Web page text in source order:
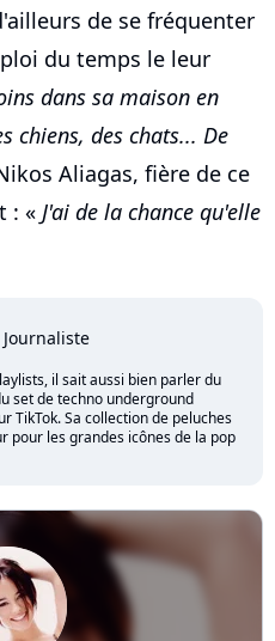
de se fréquenter
du temps le leur
dans sa maison en
chiens, des chats... De
Aliagas, fière de ce
: « J'ai de la chance qu'elle
Journaliste
il sait aussi bien parler du
set de techno underground
TikTok. Sa collection de peluches
pour les grandes icônes de la pop